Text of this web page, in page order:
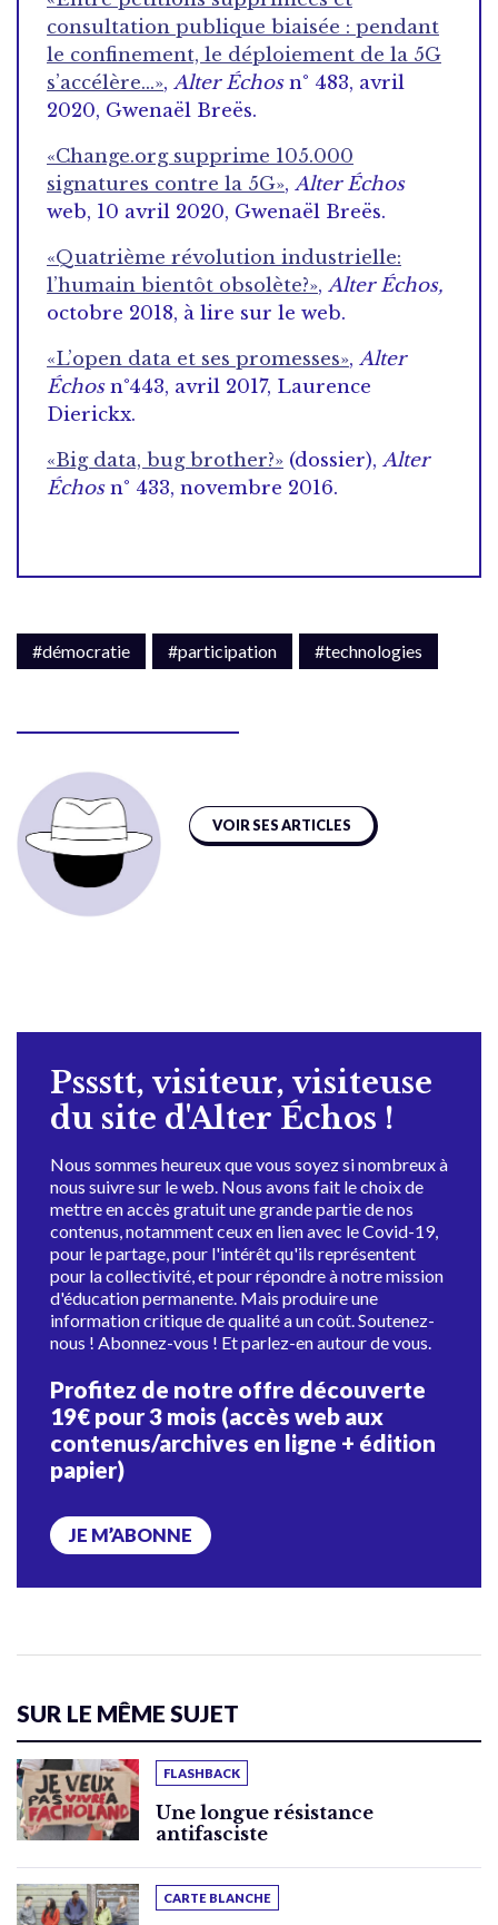
consultation publique biaisée : pendant
le confinement, le déploiement de la 5G
s’accélère…», Alter Échosn° 483, avril
2020, Gwenaël Breës.
«Change.org supprime 105.000
signatures contre la 5G», Alter Échos
web, 10 avril 2020, Gwenaël Breës.
«Quatrième révolution industrielle:
l’humain bientôt obsolète?», Alter Échos,
octobre 2018, à lire sur le web.
«L’open data et ses promesses», Alter
Échosn°443, avril 2017, Laurence
Dierickx.
«Big data, bug brother?» (dossier), Alter
Échosn° 433, novembre 2016.
#démocratie #participation #technologies
VOIR SES ARTICLES
Pssstt, visiteur, visiteuse
du site d'Alter Échos !
Nous sommes heureux que vous soyez si nombreux à
nous suivre sur le web. Nous avons fait le choix de
mettre en accès gratuit une grande partie de nos
contenus, notamment ceux en lien avec le Covid-19,
pour le partage, pour l'intérêt qu'ils représentent
pour la collectivité, et pour répondre à notre mission
d'éducation permanente. Mais produire une
information critique de qualité a un coût. Soutenez-
nous ! Abonnez-vous ! Et parlez-en autour de vous.
Profitez de notre offre découverte
19€ pour 3 mois (accès web aux
contenus/archives en ligne + édition
papier)
JE M’ABONNE
SUR LE MÊME SUJET
FLASHBACK
Une longue résistance
antifasciste
CARTE BLANCHE